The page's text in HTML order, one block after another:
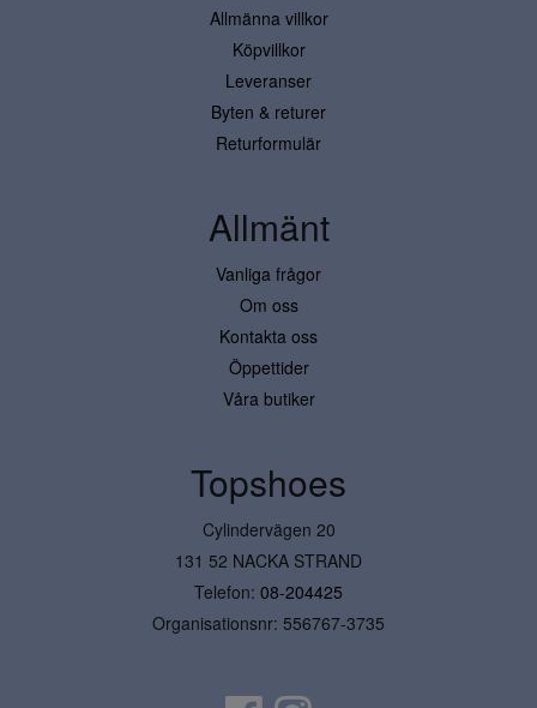
Allmänna villkor
Köpvillkor
Leveranser
Byten & returer
Returformulär
Allmänt
Vanliga frågor
Om oss
Kontakta oss
Öppettider
Våra butiker
Topshoes
Cylindervägen 20
131 52 NACKA STRAND
Telefon: 08-204425
Organisationsnr: 556767-3735